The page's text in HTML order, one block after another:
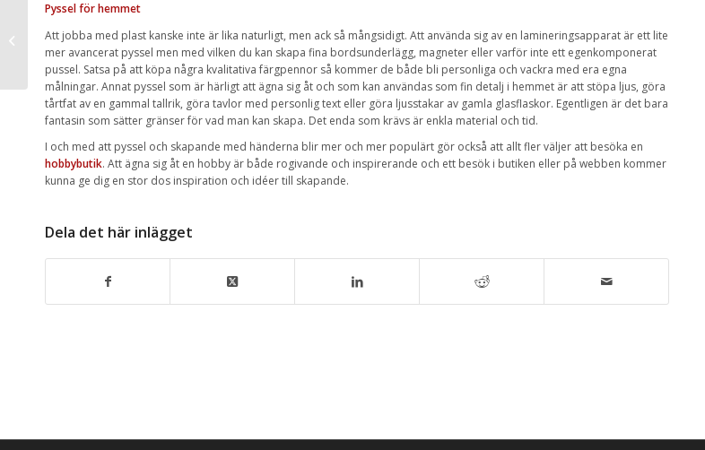
Pyssel för hemmet
Att jobba med plast kanske inte är lika naturligt, men ack så mångsidigt. Att använda sig av en lamineringsapparat är ett lite
mer avancerat pyssel men med vilken du kan skapa fina bordsunderlägg, magneter eller varför inte ett egenkomponerat
pussel. Satsa på att köpa några kvalitativa färgpennor så kommer de både bli personliga och vackra med era egna
målningar. Annat pyssel som är härligt att ägna sig åt och som kan användas som fin detalj i hemmet är att stöpa ljus, göra
tårtfat av en gammal tallrik, göra tavlor med personlig text eller göra ljusstakar av gamla glasflaskor. Egentligen är det bara
fantasin som sätter gränser för vad man kan skapa. Det enda som krävs är enkla material och tid.
I och med att pyssel och skapande med händerna blir mer och mer populärt gör också att allt fler väljer att besöka en
hobbybutik. Att ägna sig åt en hobby är både rogivande och inspirerande och ett besök i butiken eller på webben kommer
kunna ge dig en stor dos inspiration och idéer till skapande.
Dela det här inlägget
Saker att ha i åtanke
när du ska boka frakt
online